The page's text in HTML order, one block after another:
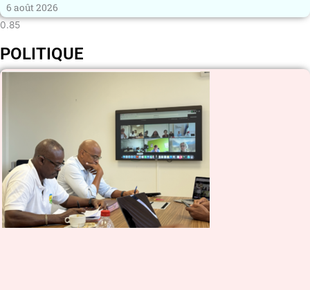
6 août 2026
POLITIQUE